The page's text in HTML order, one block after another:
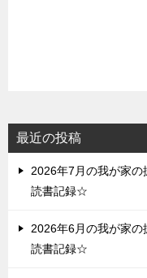
最近の投稿
2026年7月の我が家
読書記録☆
2026年6月の我が家
読書記録☆